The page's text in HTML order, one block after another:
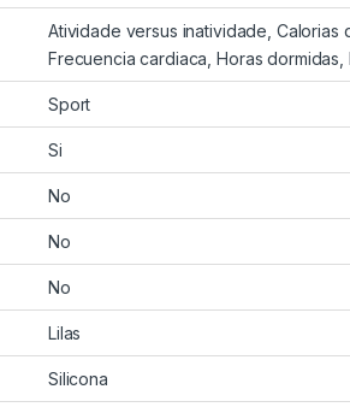
Atividade versus inatividade, Calorias
Frecuencia cardiaca, Horas
Sport
Si
No
No
No
Lilas
Silicona